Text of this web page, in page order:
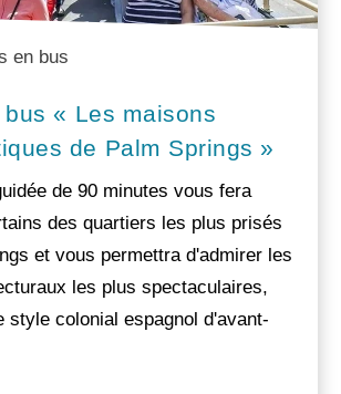
en bus
« Les maisons
de Palm Springs »
de 90 minutes vous fera
des quartiers les plus prisés
et vous permettra d'admirer les
les plus spectaculaires,
style colonial espagnol d'avant-